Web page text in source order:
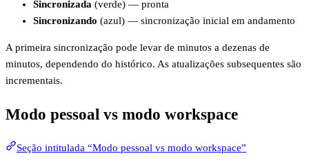
Sincronizada (verde) — pronta
Sincronizando (azul) — sincronização inicial em andamento
A primeira sincronização pode levar de minutos a dezenas de
minutos, dependendo do histórico. As atualizações subsequentes são
incrementais.
Modo pessoal vs modo workspace
Seção intitulada “Modo pessoal vs modo workspace”